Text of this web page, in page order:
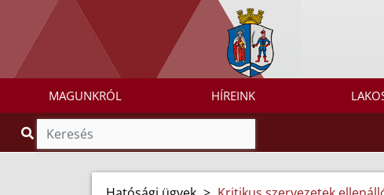
MAGUNKRÓL HÍREINK